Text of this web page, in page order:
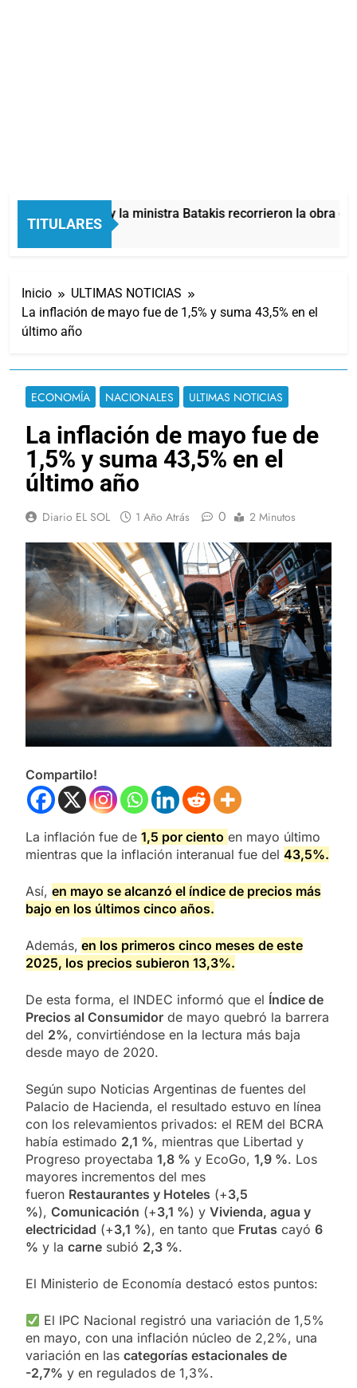
TITULARES
Mayra, Mieri y la ministra Batakis recorrieron la obra de
50 Minutos Atrás
Inicio
ULTIMAS NOTICIAS
La inflación de mayo fue de 1,5% y suma 43,5% en el
último año
ECONOMÍA NACIONALES ULTIMAS NOTICIAS
La inflación de mayo fue de
1,5% y suma 43,5% en el
último año
Diario EL SOL 1 Año Atrás 0 2 Minutos
Compartilo!
La inflación fue de 1,5 por ciento en mayo último
mientras que la inflación interanual fue del 43,5%.
Así, en mayo se alcanzó el índice de precios más
bajo en los últimos cinco años.
Además, en los primeros cinco meses de este
2025, los precios subieron 13,3%.
De esta forma, el INDEC informó que el Índice de
Precios al Consumidor de mayo quebró la barrera
del 2%, convirtiéndose en la lectura más baja
desde mayo de 2020.
Según supo Noticias Argentinas de fuentes del
Palacio de Hacienda, el resultado estuvo en línea
con los relevamientos privados: el REM del BCRA
había estimado 2,1 %, mientras que Libertad y
Progreso proyectaba 1,8 % y EcoGo, 1,9 %. Los
mayores incrementos del mes
fueron Restaurantes y Hoteles (+3,5
%), Comunicación (+3,1 %) y Vivienda, agua y
electricidad (+3,1 %), en tanto que Frutas cayó 6
% y la carne subió 2,3 %.
El Ministerio de Economía destacó estos puntos:
El IPC Nacional registró una variación de 1,5%
en mayo, con una inflación núcleo de 2,2%, una
variación en las categorías estacionales de
-2,7% y en regulados de 1,3%.